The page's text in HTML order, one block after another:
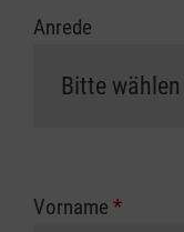
Anrede
Vorname *